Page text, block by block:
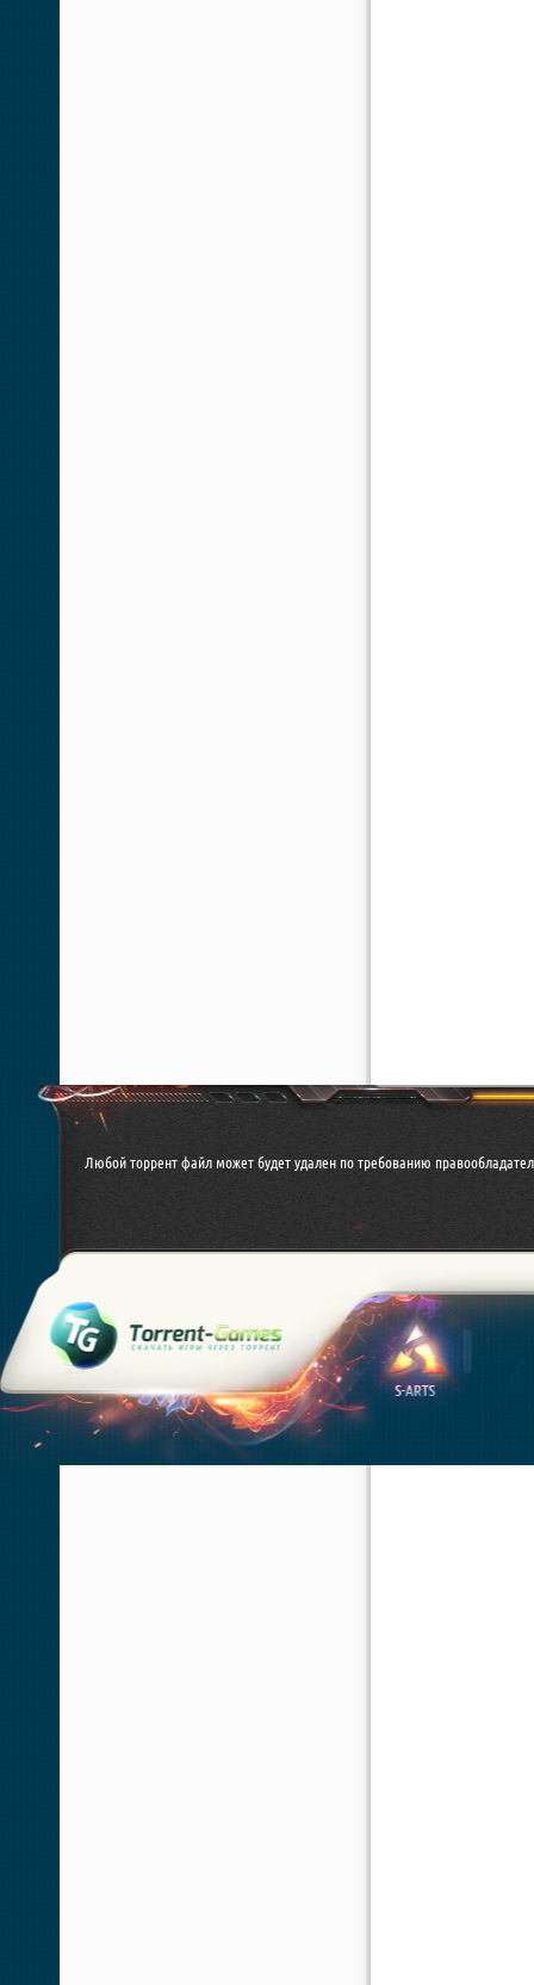
Любой торрент файл может будет удален по требованию